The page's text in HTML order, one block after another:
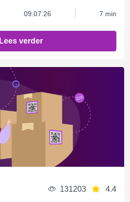
09.07.26 7 min
Lees verder
131203 4.4